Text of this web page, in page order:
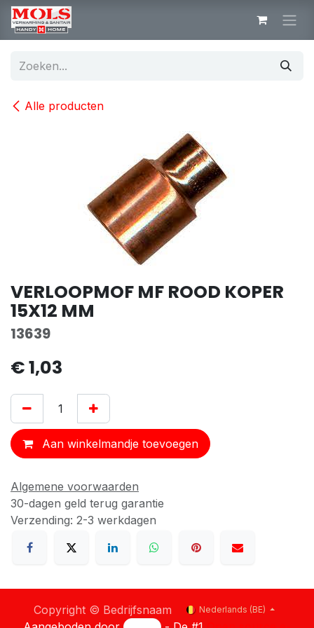
Overslaan naar inhoud
Alle producten
VERLOOPMOF MF ROOD KOPER
15X12 MM
13639
€1,03
Aan winkelmandje toevoegen
Algemene voorwaarden
30-dagen geld terug garantie
Verzending: 2-3 werkdagen
Copyright © Bedrijfsnaam Nederlands (BE)